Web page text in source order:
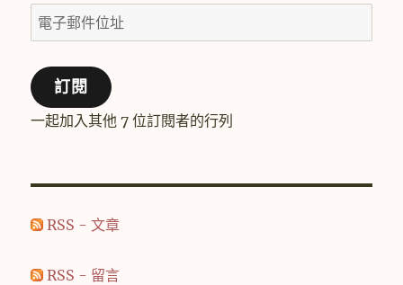
電
子
郵
件
位
訂閱
一起加入其他 7 位訂閱者的行列
RSS - 文章
RSS - 留言